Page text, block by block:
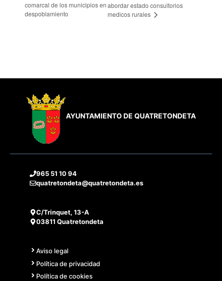
comarcal de los municipios en
despoblamiento
abordar estado consultorios
medicos rurales
AYUNTAMIENTO DE QUATRETONDETA
965 51 10 94
quatretondeta@quatretondeta.es
C/Trinquet, 13-A
03811 Quatretondeta
Aviso legal
Política de privacidad
Política de cookies